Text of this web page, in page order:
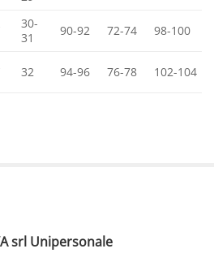
30-
31
90-92 72-74 98-100
32 94-96 76-78 102-104
srl Unipersonale